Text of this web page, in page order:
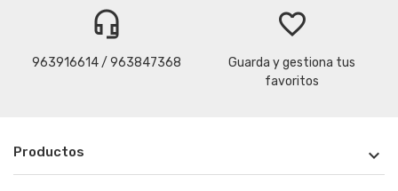
headset_mic
963916614 / 963847368
favorite_border
Guarda y gestiona tus
favoritos
Productos 